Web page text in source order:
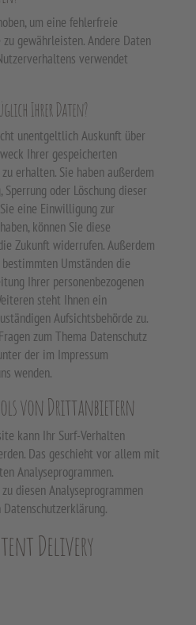
um eine fehlerfreie
gewährleisten. Andere Daten
verwendet
Ihrer Daten?
unentgeltlich Auskunft über
Ihrer gespeicherten
erhalten. Sie haben außerdem
oder Löschung dieser
eine Einwilligung zur
können Sie diese
Zukunft widerrufen. Außerdem
Umständen die
Ihrer personenbezogenen
steht Ihnen ein
Aufsichtsbehörde zu.
zum Thema Datenschutz
der im Impressum
wenden.
von Drittanbietern
kann Ihr Surf-Verhalten
Das geschieht vor allem mit
Analyseprogrammen.
diesen Analyseprogrammen
Delivery